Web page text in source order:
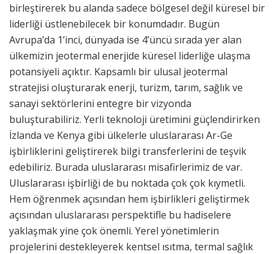
birleştirerek bu alanda sadece bölgesel değil küresel bir
liderliği üstlenebilecek bir konumdadır. Bugün
Avrupa’da 1’inci, dünyada ise 4’üncü sırada yer alan
ülkemizin jeotermal enerjide küresel liderliğe ulaşma
potansiyeli açıktır. Kapsamlı bir ulusal jeotermal
stratejisi oluşturarak enerji, turizm, tarım, sağlık ve
sanayi sektörlerini entegre bir vizyonda
buluşturabiliriz. Yerli teknoloji üretimini güçlendirirken
İzlanda ve Kenya gibi ülkelerle uluslararası Ar-Ge
işbirliklerini geliştirerek bilgi transferlerini de teşvik
edebiliriz. Burada uluslararası misafirlerimiz de var.
Uluslararası işbirliği de bu noktada çok çok kıymetli.
Hem öğrenmek açısından hem işbirlikleri geliştirmek
açısından uluslararası perspektifle bu hadiselere
yaklaşmak yine çok önemli. Yerel yönetimlerin
projelerini destekleyerek kentsel ısıtma, termal sağlık